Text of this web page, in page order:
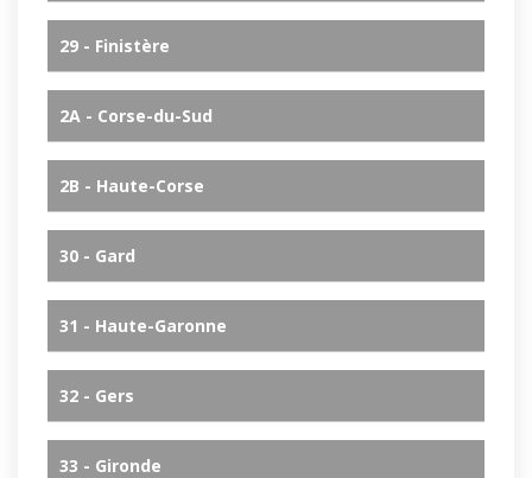
29 - Finistère
2A - Corse-du-Sud
2B - Haute-Corse
30 - Gard
31 - Haute-Garonne
32 - Gers
33 - Gironde